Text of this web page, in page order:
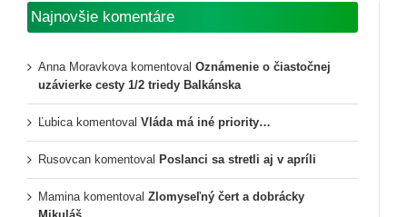
Najnovšie komentáre
Anna Moravkova komentoval Oznámenie o čiastočnej
uzávierke cesty 1/2 triedy Balkánska
Ľubica komentoval Vláda má iné priority…
Rusovcan komentoval Poslanci sa stretli aj v apríli
Mamina komentoval Zlomyseľný čert a dobrácky